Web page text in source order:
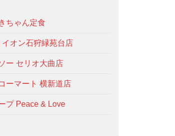
ちゃん定食
イオン石狩緑苑台店
ー セリオ大曲店
ーマート 横新道店
プ Peace & Love